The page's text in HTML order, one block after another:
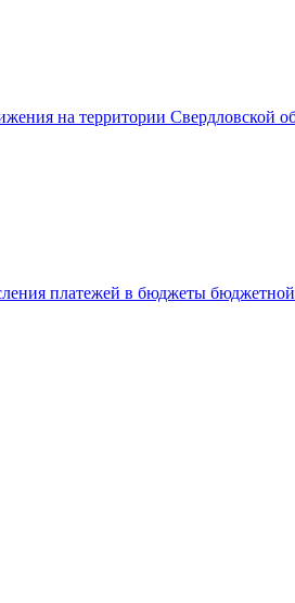
на территории Свердловской
платежей в бюджеты